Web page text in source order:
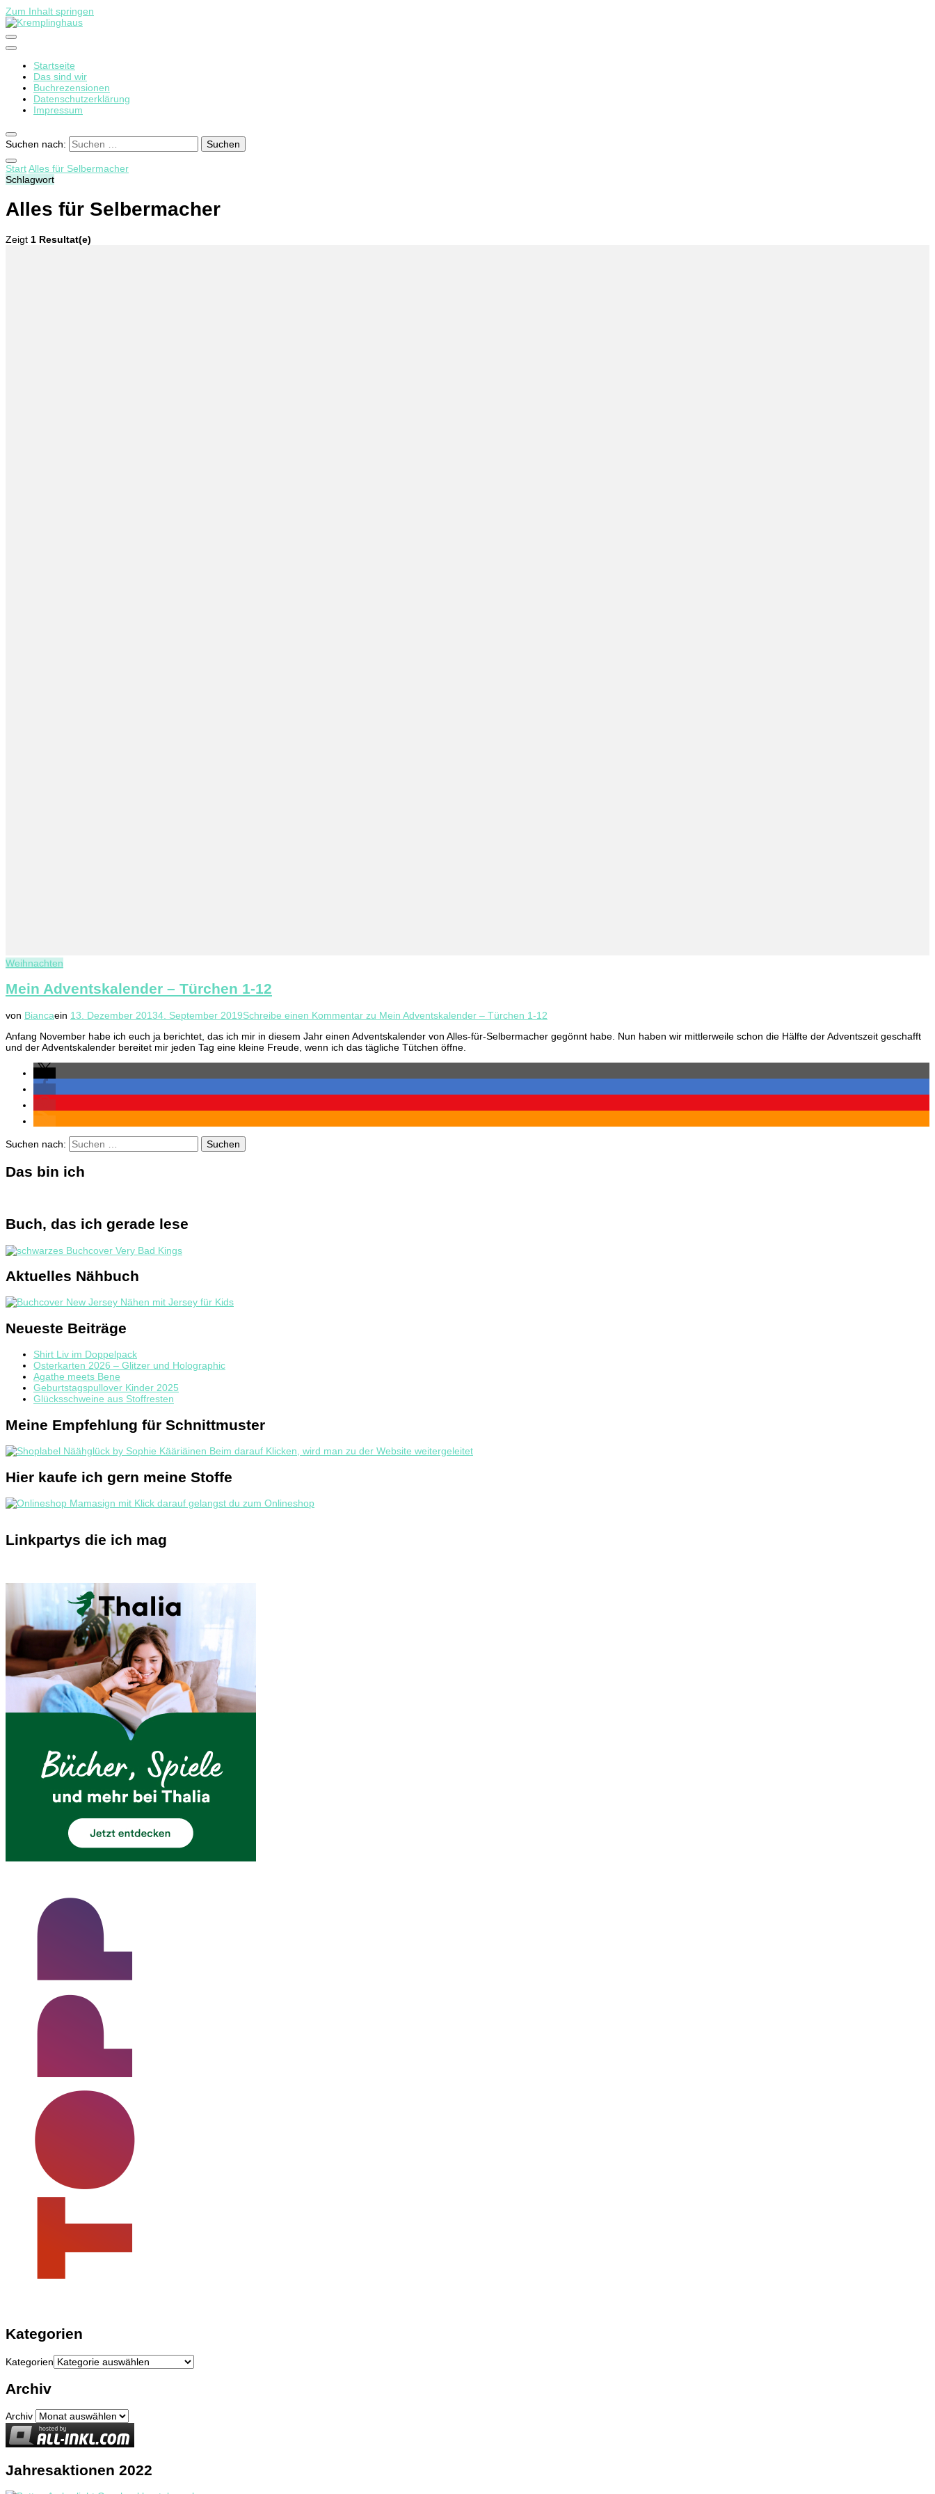
Zum Inhalt springen
Kremplinghaus
Startseite
Das sind wir
Buchrezensionen
Datenschutzerklärung
Impressum
Suchen nach:
StartAlles für Selbermacher
Schlagwort
Alles für Selbermacher
Zeigt 1 Resultat(e)
Weihnachten
Mein Adventskalender – Türchen 1-12
von Biancaein 13. Dezember 20134. September 2019Schreibe einen Kommentar zu Mein Adventskalender – Türchen 1-12
Anfang November habe ich euch ja berichtet, das ich mir in diesem Jahr einen Adventskalender von Alles-für-Selbermacher gegönnt habe. Nun haben wir mittlerweile schon die Hälfte der Adventszeit geschafft
und der Adventskalender bereitet mir jeden Tag eine kleine Freude, wenn ich das tägliche Tütchen öffne.
Suchen nach:
Das bin ich
Buch, das ich gerade lese
Aktuelles Nähbuch
Neueste Beiträge
Shirt Liv im Doppelpack
Osterkarten 2026 – Glitzer und Holographic
Agathe meets Bene
Geburtstagspullover Kinder 2025
Glücksschweine aus Stoffresten
Meine Empfehlung für Schnittmuster
Hier kaufe ich gern meine Stoffe
Linkpartys die ich mag
Kategorien
Kategorien
Archiv
Archiv
Jahresaktionen 2022